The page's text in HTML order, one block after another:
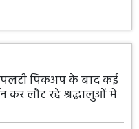
पलटी पिकअप के बाद कई
कर लौट रहे श्रद्धालुओं में